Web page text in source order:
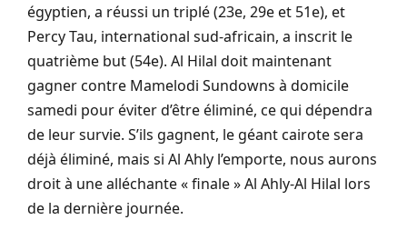
égyptien, a réussi un triplé (23e, 29e et 51e), et
Percy Tau, international sud-africain, a inscrit le
quatrième but (54e). Al Hilal doit maintenant
gagner contre Mamelodi Sundowns à domicile
samedi pour éviter d’être éliminé, ce qui dépendra
de leur survie. S’ils gagnent, le géant cairote sera
déjà éliminé, mais si Al Ahly l’emporte, nous aurons
droit à une alléchante « finale » Al Ahly-Al Hilal lors
de la dernière journée.